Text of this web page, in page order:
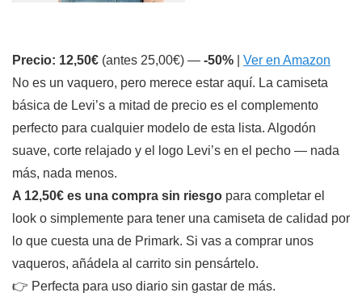
Precio: 12,50€ (antes 25,00€) — -50%
Ver en Amazon
No es un vaquero, pero merece estar aquí. La camiseta
básica de Levi’s a mitad de precio es el complemento
perfecto para cualquier modelo de esta lista. Algodón
suave, corte relajado y el logo Levi’s en el pecho — nada
más, nada menos.
A 12,50€ es una compra sin riesgo para completar el
look o simplemente para tener una camiseta de calidad por
lo que cuesta una de Primark. Si vas a comprar unos
vaqueros, añádela al carrito sin pensártelo.
👉 Perfecta para uso diario sin gastar de más.